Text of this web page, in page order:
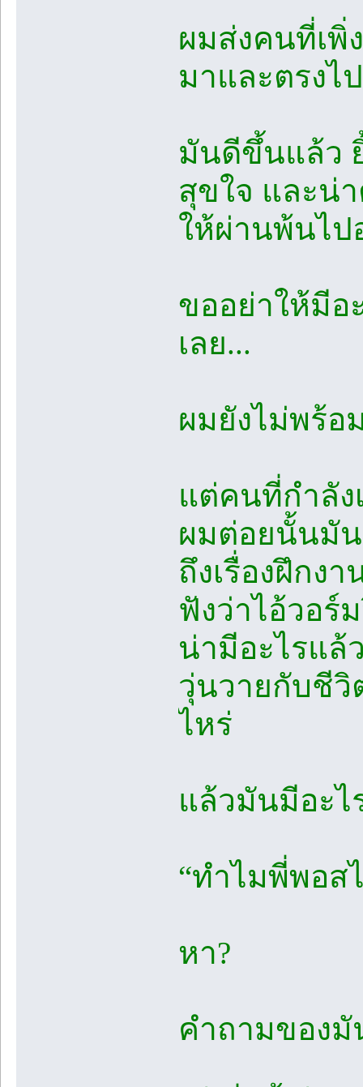
ผมส่งคนที่เพิ่
มาและตรงไ
มันดีขึ้นแล้ว
สุขใจ และน่
ให้ผ่านพ้นไป
ขออย่าให้มีอ
เลย...
ผมยังไม่พร้อ
แต่คนที่กำลัง
ผมต่อยนั้นมัน
ถึงเรื่องฝึกง
ฟังว่าไอ้วอร์
น่ามีอะไรแล้
วุ่นวายกับชีวิ
ไหร่
แล้วมันมีอะไ
“ทำไมพี่พอส
หา?
คำถามของมั